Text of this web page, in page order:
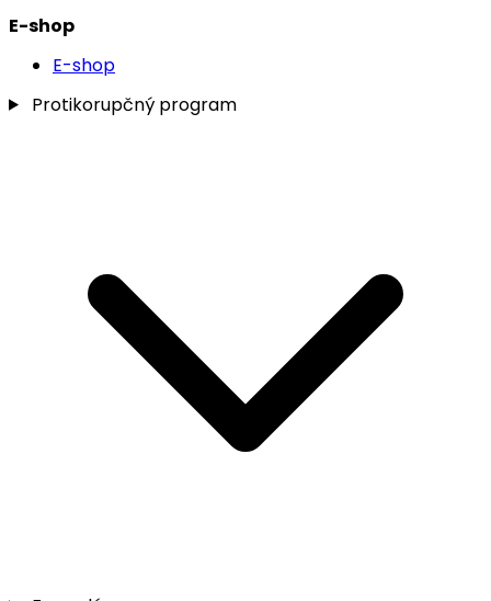
E-shop
E-shop
Protikorupčný program